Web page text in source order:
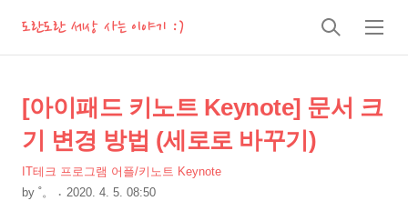
도란도란 세상 사는 이야기 :)
검
메
상
세
컨
텐
츠
본
문
제
목
[아이패드 키노트 Keynote] 문서 크
기 변경 방법 (세로로 바꾸기)
IT테크 프로그램 어플/키노트 Keynote
by ˚。 2020. 4. 5. 08:50